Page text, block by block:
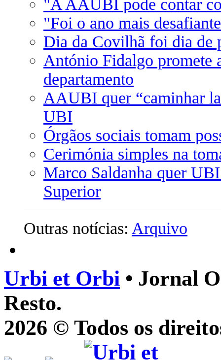
"A AAUBI pode contar
"Foi o ano mais
Dia da Covilhã foi dia de
António Fidalgo promete
departamento
AAUBI quer “caminhar
UBI
Órgãos sociais tomam
Cerimónia simples na
Marco Saldanha quer
Superior
Outras notícias: Arquivo
Urbi et Orbi • Jornal
Resto.
2026 © Todos os